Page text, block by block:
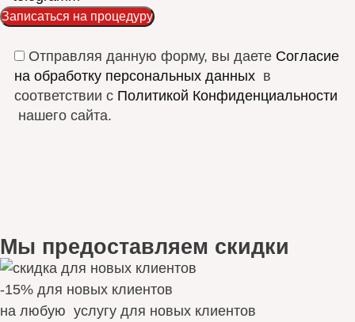
Отправляя данную форму, вы даете Согласие
на обработку персональных данных в
соответствии с Политикой Конфиденциальности
нашего сайта.
Мы предоставляем скидки
-15% для новых клиентов
на любую услугу для новых клиентов